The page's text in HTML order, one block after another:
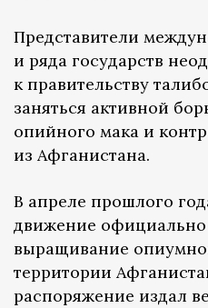
Представители
и ряда государств
к правительству
заняться активной
опийного мака и
из Афганистана.
В апреле прошлого
движение официально
выращивание
территории
распоряжение издал